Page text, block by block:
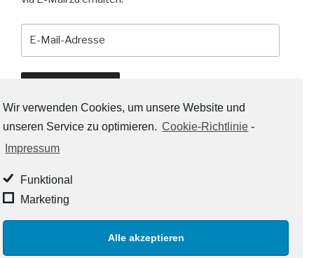
Wir verwenden Cookies, um unsere Website und
unseren Service zu optimieren. Cookie-Richtlinie -
Impressum
Funktional
Marketing
Alle akzeptieren
RSS-LINKS:
RSS - Beiträge
RSS - Kommentare